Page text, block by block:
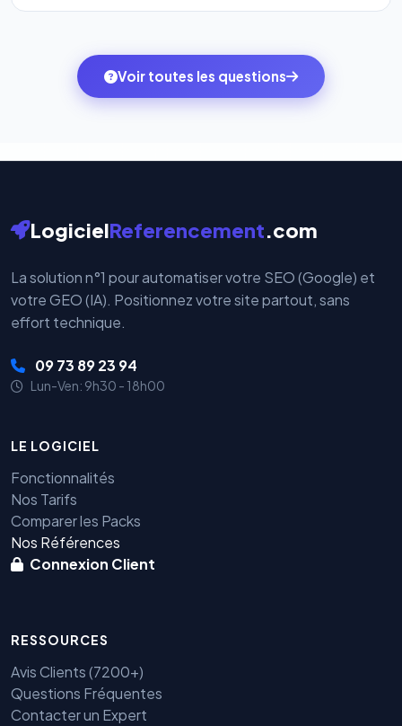
l'onglet« Migrer votre pack »pour basculer en
ambitions du moment — sans perdre vos données ni
votre historique.
monde. Vos données bancaires ne transitent jamais
par nos serveurs — elles sont gérées directement et
Voir toutes les questions
LogicielReferencement.com
La solution n°1 pour automatiser votre SEO (Google) et
votre GEO (IA). Positionnez votre site partout, sans
effort technique.
09 73 89 23 94
Lun-Ven: 9h30 - 18h00
LE LOGICIEL
Fonctionnalités
Nos Tarifs
Comparer les Packs
Nos Références
Connexion Client
RESSOURCES
Avis Clients (7200+)
Questions Fréquentes
Contacter un Expert